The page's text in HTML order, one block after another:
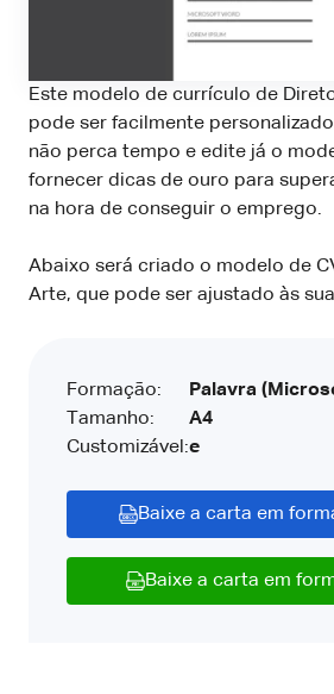
Este modelo de currículo de
pode ser facilmente
não perca tempo e edite já o
fornecer dicas de ouro para
na hora de conseguir o emprego.
Abaixo será criado o modelo de
Arte, que pode ser ajustado às
Formação:
Tamanho:
Customizável:
Palavra
A4
e
Baixe a carta em
Baixe a carta em